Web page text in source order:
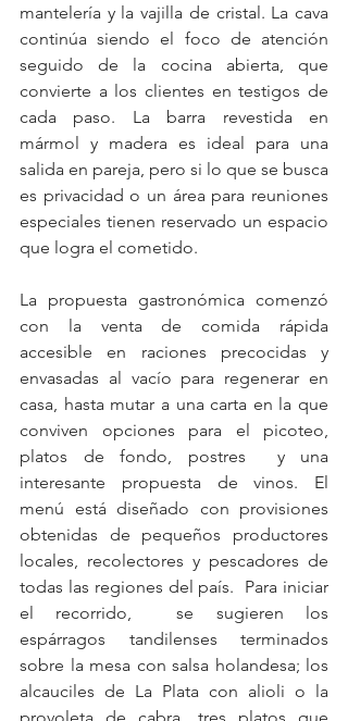
mantelería y la vajilla de cristal. La cava
continúa siendo el foco de atención
seguido de la cocina abierta, que
convierte a los clientes en testigos de
cada paso. La barra revestida en
mármol y madera es ideal para una
salida en pareja, pero si lo que se busca
es privacidad o un área para reuniones
especiales tienen reservado un espacio
que logra el cometido.
La propuesta gastronómica comenzó
con la venta de comida rápida
accesible en raciones precocidas y
envasadas al vacío para regenerar en
casa, hasta mutar a una carta en la que
conviven opciones para el picoteo,
platos de fondo, postres  y una
interesante propuesta de vinos. El
menú está diseñado con provisiones
obtenidas de pequeños productores
locales, recolectores y pescadores de
todas las regiones del país.  Para iniciar
el recorrido,  se sugieren los
espárragos tandilenses terminados
sobre la mesa con salsa holandesa; los
alcauciles de La Plata con alioli o la
provoleta de cabra, tres platos que